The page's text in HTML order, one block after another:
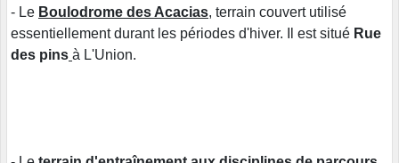
- Le Boulodrome des Acacias, terrain couvert utilisé
essentiellement durant les périodes d'hiver. Il est situé Rue
des pins à L'Union.